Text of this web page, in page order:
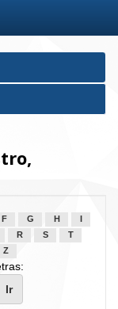
F G H
R S
T
Z